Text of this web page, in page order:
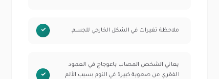
ملاحظة تغيرات في الشكل الخارجي للجسم.
يعاني الشخص المصاب باعوجاج في العمود
الفقري من صعوبة كبيرة في النوم بسبب الألم